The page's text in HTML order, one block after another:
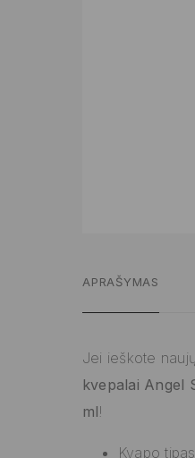
APRAŠYMAS
Jei ieškote
kvepalai Angel
ml!
Kvapo